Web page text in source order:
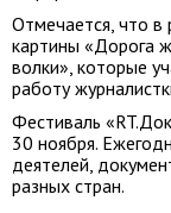
Отмечается, что в
картины «Дорога
волки», которые
работу
Фестиваль
30 ноября.
деятелей,
разных стран.